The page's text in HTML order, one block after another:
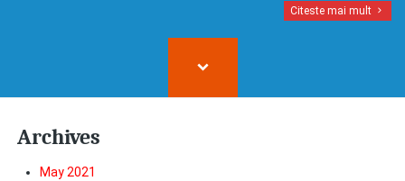
Citeste mai mult
Archives
May 2021